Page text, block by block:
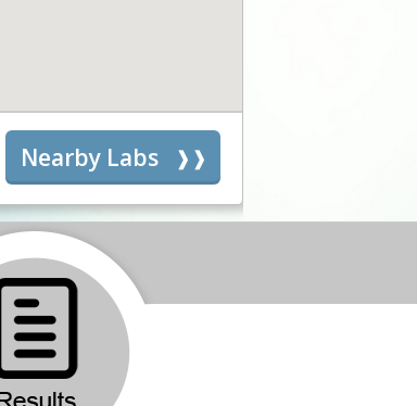
Nearby Labs